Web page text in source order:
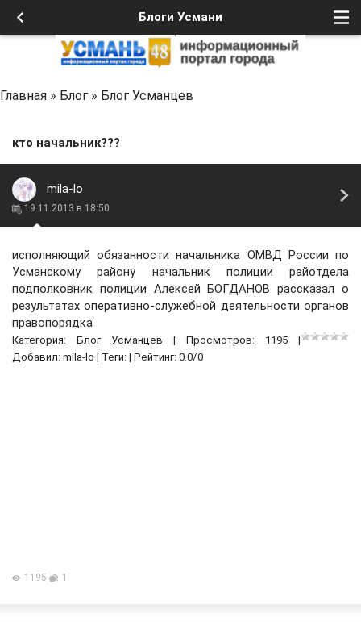
Блоги Усмани
Главная » Блог » Блог Усманцев
кто начальник???
mila-lo
19.11.2013 в 18:50
исполняющий обязанности начальника ОМВД России по
Усманскому району начальник полиции райотдела
подполковник полиции Алексей БОГДАНОВ рассказал о
результатах оперативно-служебной деятельности органов
правопорядка
Категория: Блог Усманцев | Просмотров: 1195 |
Добавил: mila-lo | Теги: | Рейтинг: 0.0/0
1195 1